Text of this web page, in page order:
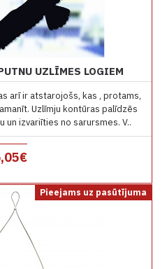
UZLĪMES LOGIEM
arī ir atstarojošs, kas , protams,
Uzlīmju kontūras palīdzēs
un izvariīties no sarursmes. V..
Pieejams uz pasūtījuma